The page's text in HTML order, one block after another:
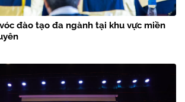
đào tạo đa ngành tại khu vực miền